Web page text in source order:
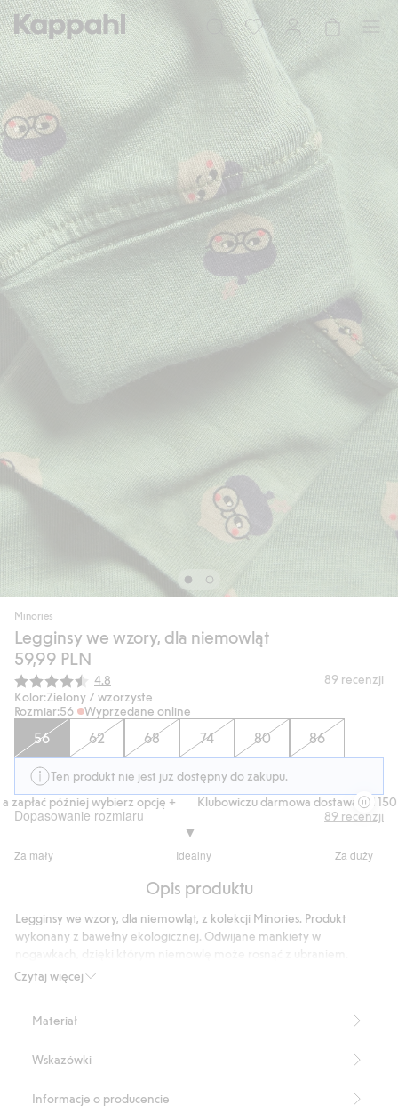
Minories
Legginsy we wzory, dla niemowląt
59,99 PLN
Średnia ocena:
4.8 89 recenzji
Kolor:Zielony / wzorzyste
Rozmiar:56 Wyprzedane online
56 62 68 74 80 86
Ten produkt nie jest już dostępny do zakupu.
później wybierz opcję +
Klubowiczu darmowa dostawa od 150 zł
Dopasowanie rozmiaru
Za mały Idealny Za duży
na
72
głosów
89 recenzji
Opis produktu
Czytaj więcej
Legginsy we wzory, dla niemowląt, z kolekcji Minories. Produkt
wykonany z bawełny ekologicznej. Odwijane mankiety w
Produkt zawiera 95% bawełny ekologicznej.
Materiał
Wskazówki
Informacje o producencie